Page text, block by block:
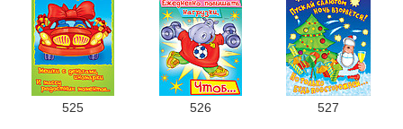
525 526 527